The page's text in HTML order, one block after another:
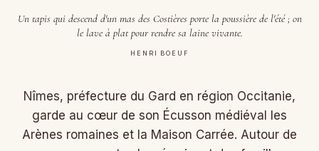
Un tapis qui descend d'un mas des Costières porte la poussière de l'été ; on
le lave à plat pour rendre sa laine vivante.
HENRI BOEUF
Nîmes, préfecture du Gard en région Occitanie,
garde au cœur de son Écusson médiéval les
Arènes romaines et la Maison Carrée. Autour de